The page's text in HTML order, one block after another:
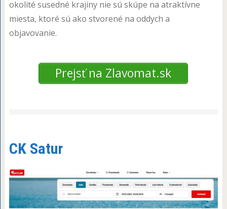
okolité susedné krajiny nie sú skúpe na atraktívne
miesta, ktoré sú ako stvorené na oddych a
objavovanie.
Prejsť na Zlavomat.sk
CK Satur